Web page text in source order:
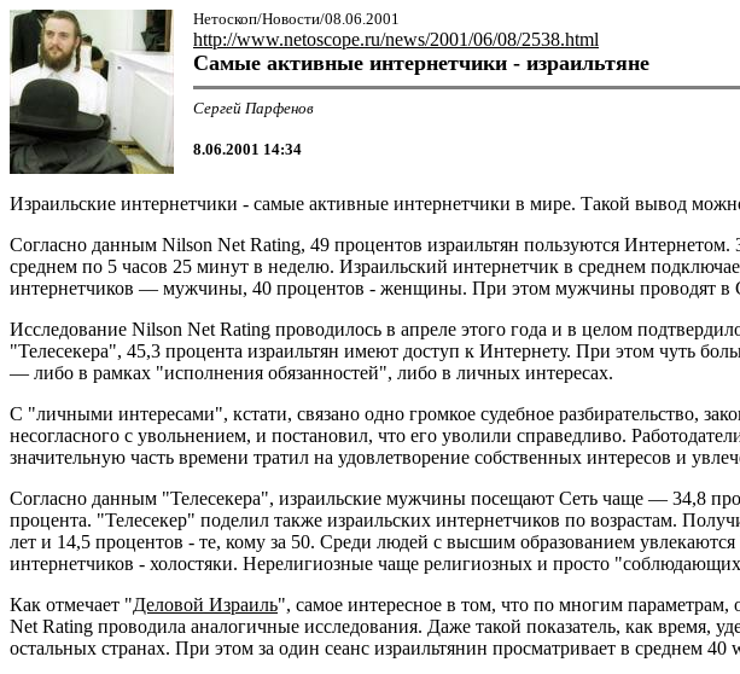
Нетоскоп/Новости/08.06.2001
http://www.netoscope.ru/news/2001/06/08/2538.html
Самые активные интернетчики - израильтяне
Сергей Парфенов
8.06.2001 14:34
Израильские интернетчики - самые активные интернетчики в мире. Такой вывод
Согласно данным Nilson Net Rating, 49 процентов израильтян пользуются
среднем по 5 часов 25 минут в неделю. Израильский интернетчик в среднем
интернетчиков — мужчины, 40 процентов - женщины. При этом мужчины проводят в
Исследование Nilson Net Rating проводилось в апреле этого года и в целом
"Телесекера", 45,3 процента израильтян имеют доступ к Интернету. При этом чуть
— либо в рамках "исполнения обязанностей", либо в личных интересах.
С "личными интересами", кстати, связано одно громкое судебное разбирательство,
несогласного с увольнением, и постановил, что его уволили справедливо.
значительную часть времени тратил на удовлетворение собственных интересов и
Согласно данным "Телесекера", израильские мужчины посещают Сеть чаще — 34,8
процента. "Телесекер" поделил также израильских интернетчиков по возрастам.
лет и 14,5 процентов - те, кому за 50. Среди людей с высшим образованием
интернетчиков - холостяки. Нерелигиозные чаще религиозных и просто
Как отмечает "Деловой Израиль", самое интересное в том, что по многим
Net Rating проводила аналогичные исследования. Даже такой показатель, как время,
остальных странах. При этом за один сеанс израильтянин просматривает в среднем 40